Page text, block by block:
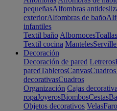
pequeñasAlfombras
exteriorAlfombras de baño
infantiles
Textil baño AlbornocesToallas
Textil cocina Manteles
Decoración
Decoración de pared Letreros
paredTablerosCanvas
decorativasCuadros
Organización Cajas
ropaJoyerosBiombosCestas
Objetos decorativos Velas